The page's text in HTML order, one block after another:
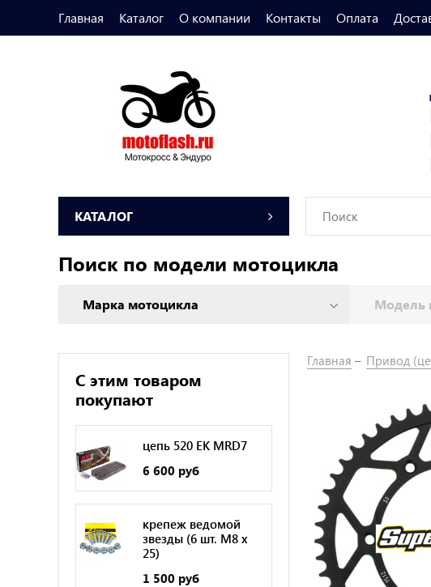
Главная Каталог О компании Контакты Оплата
КАТАЛОГ
Поиск по модели мотоцикла
С этим товаром
покупают
цепь 520 EK MRD7
6 600 руб
крепеж ведомой
звезды (6 шт. M8 x
25)
1 500 руб
Главная Привод